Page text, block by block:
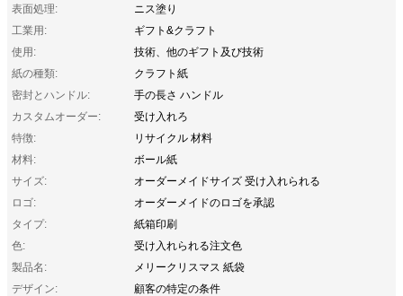
表面処理:
ニス塗り
工業用:
ギフト&クラフト
使用:
技術、他のギフト及び技術
紙の種類:
クラフト紙
密封とハンドル:
手の長さ ハンドル
カスタムオーダー:
受け入れろ
特徴:
リサイクル 材料
材料:
ボール紙
サイズ:
オーダーメイドサイズ 受け入れられる
ロゴ:
オーダーメイドのロゴを承認
タイプ:
紙箱印刷
色:
受け入れられる注文色
製品名:
メリークリスマス 紙袋
デザイン:
顧客の特定の条件